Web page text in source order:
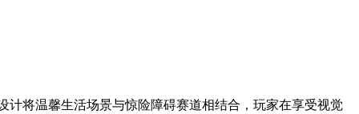
将温馨生活场景与惊险障碍赛道相结合，玩家在享受视觉